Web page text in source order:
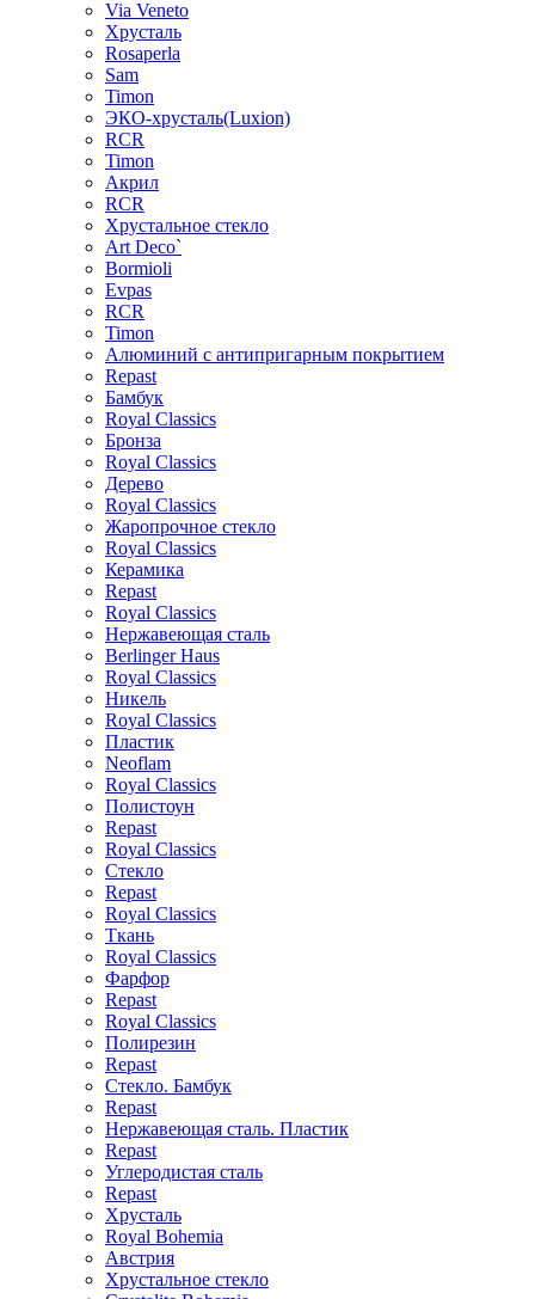
Via Veneto
Хрусталь
Rosaperla
Sam
Timon
ЭКО-хрусталь(Luxion)
RCR
Timon
Акрил
RCR
Хрустальное стекло
Art Deco`
Bormioli
Evpas
RCR
Timon
Алюминий с антипригарным покрытием
Repast
Бамбук
Royal Classics
Бронза
Royal Classics
Дерево
Royal Classics
Жаропрочное стекло
Royal Classics
Керамика
Repast
Royal Classics
Нержавеющая сталь
Berlinger Haus
Royal Classics
Никель
Royal Classics
Пластик
Neoflam
Royal Classics
Полистоун
Repast
Royal Classics
Стекло
Repast
Royal Classics
Ткань
Royal Classics
Фарфор
Repast
Royal Classics
Полирезин
Repast
Стекло. Бамбук
Repast
Нержавеющая сталь. Пластик
Repast
Углеродистая сталь
Repast
Хрусталь
Royal Bohemia
Австрия
Хрустальное стекло